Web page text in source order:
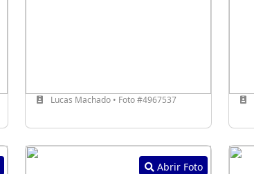
Lucas Machado • Foto #4967537
Abrir Foto